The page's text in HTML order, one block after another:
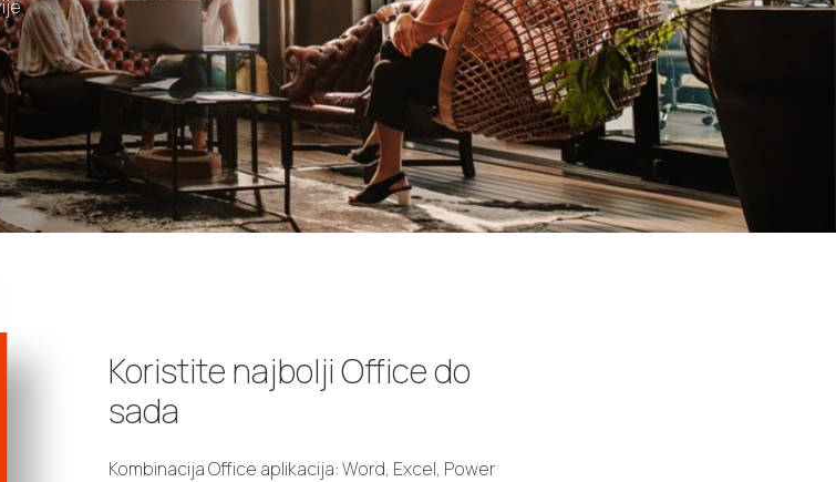
Koristite najbolji Office do
sada
Kombinacija Office aplikacija: Word, Excel, Power